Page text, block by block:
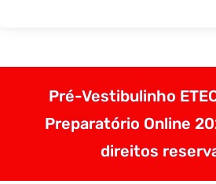
Pré-Vestibulinho
Preparatório Online
direitos